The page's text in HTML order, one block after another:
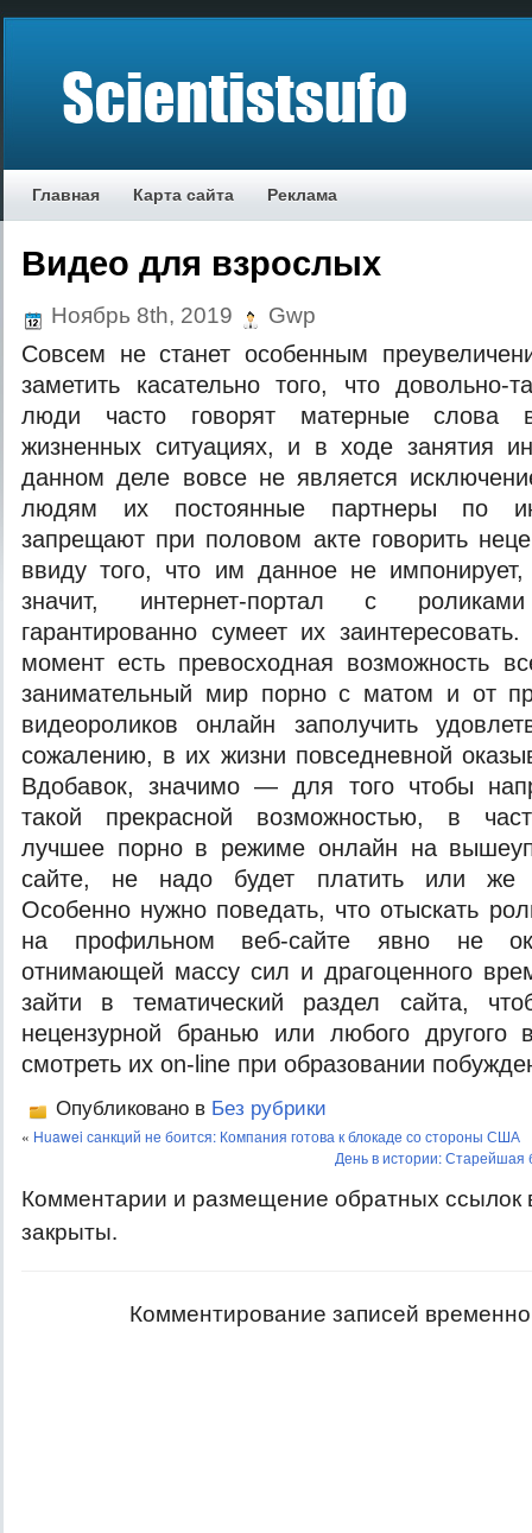
Главная Карта сайта Реклама
Видео для взрослых
Ноябрь 8th, 2019 Gwp
Совсем не станет особенным
заметить касательно того, что довольно-
люди часто говорят матерные слова
жизненных ситуациях, и в ходе занятия
данном деле вовсе не является
людям их постоянные партнеры по
запрещают при половом акте говорить
ввиду того, что им данное не импонирует,
значит, интернет-портал с
гарантированно сумеет их
момент есть превосходная возможность
занимательный мир порно с матом и от
видеороликов онлайн заполучить
сожалению, в их жизни повседневной
Вдобавок, значимо — для того чтобы
такой прекрасной возможностью, в
лучшее порно в режиме онлайн на
сайте, не надо будет платить или же
Особенно нужно поведать, что отыскать
на профильном веб-сайте явно не
отнимающей массу сил и драгоценного
зайти в тематический раздел сайта,
нецензурной бранью или любого другого
смотреть их on-line при образовании
Опубликовано в Без рубрики
« Huawei санкций не боится: Компания готова к блокаде со стороны США
День в истории: Старейшая
Комментарии и размещение обратных ссылок
закрыты.
Комментирование записей